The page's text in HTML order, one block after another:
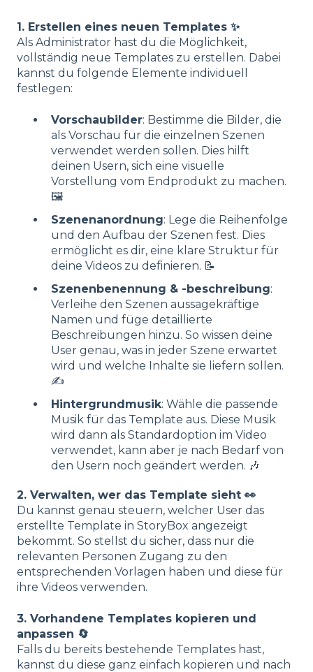
1. Erstellen eines neuen Templates ✨
Als Administrator hast du die Möglichkeit,
vollständig neue Templates zu erstellen. Dabei
kannst du folgende Elemente individuell
festlegen:
Vorschaubilder: Bestimme die Bilder, die
als Vorschau für die einzelnen Szenen
verwendet werden sollen. Dies hilft
deinen Usern, sich eine visuelle
Vorstellung vom Endprodukt zu machen.
🖼️
Szenenanordnung: Lege die Reihenfolge
und den Aufbau der Szenen fest. Dies
ermöglicht es dir, eine klare Struktur für
deine Videos zu definieren. 📝
Szenenbenennung & -beschreibung:
Verleihe den Szenen aussagekräftige
Namen und füge detaillierte
Beschreibungen hinzu. So wissen deine
User genau, was in jeder Szene erwartet
wird und welche Inhalte sie liefern sollen.
✍️
Hintergrundmusik: Wähle die passende
Musik für das Template aus. Diese Musik
wird dann als Standardoption im Video
verwendet, kann aber je nach Bedarf von
den Usern noch geändert werden. 🎶
2. Verwalten, wer das Template sieht 👀
Du kannst genau steuern, welcher User das
erstellte Template in StoryBox angezeigt
bekommt. So stellst du sicher, dass nur die
relevanten Personen Zugang zu den
entsprechenden Vorlagen haben und diese für
ihre Videos verwenden.
3. Vorhandene Templates kopieren und
anpassen 🔄
Falls du bereits bestehende Templates hast,
kannst du diese ganz einfach kopieren und nach